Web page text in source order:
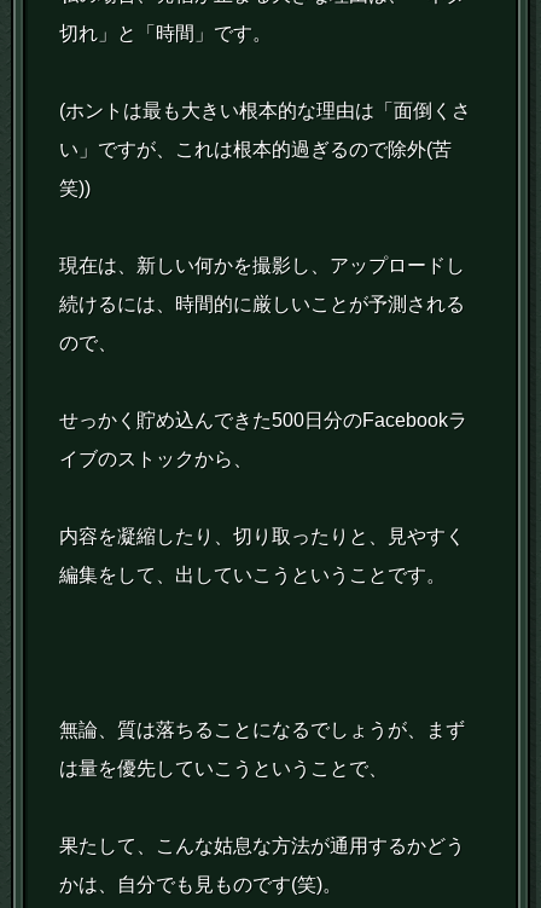
切れ」と「時間」です。
(ホントは最も大きい根本的な理由は「面倒くさ
い」ですが、これは根本的過ぎるので除外(苦
笑))
現在は、新しい何かを撮影し、アップロードし
続けるには、時間的に厳しいことが予測される
ので、
せっかく貯め込んできた500日分のFacebookラ
イブのストックから、
内容を凝縮したり、切り取ったりと、見やすく
編集をして、出していこうということです。
無論、質は落ちることになるでしょうが、まず
は量を優先していこうということで、
果たして、こんな姑息な方法が通用するかどう
かは、自分でも見ものです(笑)。